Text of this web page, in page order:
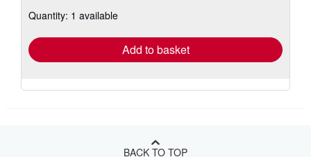
Quantity: 1 available
Add to basket
BACK TO TOP